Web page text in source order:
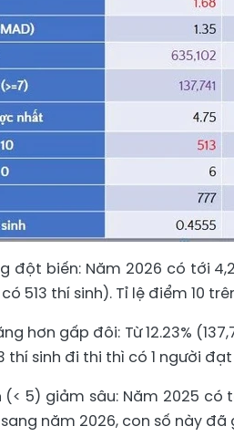
đột biến: Năm 2026 có tới
513 thí sinh). Tỉ lệ điểm 10
hơn gấp đôi: Từ 12.23%
thí sinh đi thi thì có 1 người
5) giảm sâu: Năm 2025
năm 2026, con số này